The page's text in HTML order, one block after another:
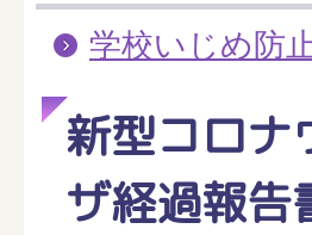
学校いじめ防
新型コロナ
ザ経過報告